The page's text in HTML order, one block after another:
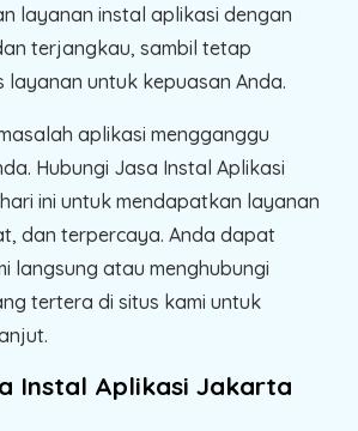
layanan instal aplikasi dengan
terjangkau, sambil tetap
layanan untuk kepuasan Anda.
aplikasi mengganggu
Hubungi Jasa Instal Aplikasi
ini untuk mendapatkan layanan
dan terpercaya. Anda dapat
langsung atau menghubungi
tertera di situs kami untuk
Instal Aplikasi Jakarta